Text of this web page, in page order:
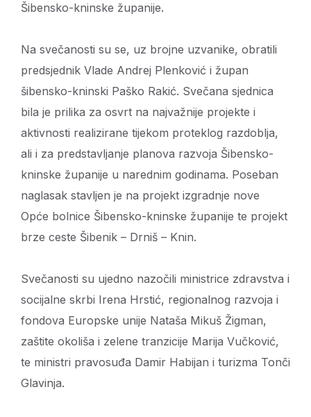
Šibensko-kninske županije.
Na svečanosti su se, uz brojne uzvanike, obratili
predsjednik Vlade Andrej Plenković i župan
šibensko-kninski Paško Rakić. Svečana sjednica
bila je prilika za osvrt na najvažnije projekte i
aktivnosti realizirane tijekom proteklog razdoblja,
ali i za predstavljanje planova razvoja Šibensko-
kninske županije u narednim godinama. Poseban
naglasak stavljen je na projekt izgradnje nove
Opće bolnice Šibensko-kninske županije te projekt
brze ceste Šibenik – Drniš – Knin.
Svečanosti su ujedno nazočili ministrice zdravstva i
socijalne skrbi Irena Hrstić, regionalnog razvoja i
fondova Europske unije Nataša Mikuš Žigman,
zaštite okoliša i zelene tranzicije Marija Vučković,
te ministri pravosuđa Damir Habijan i turizma Tonči
Glavinja.